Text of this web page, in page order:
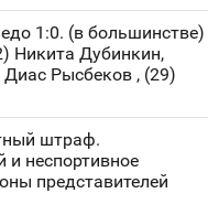
1:0. (в большинстве)
Никита Дубинкин,
Диас Рысбеков , (29)
штраф.
и неспортивное
представителей